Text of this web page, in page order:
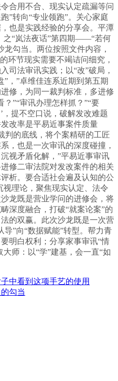
合用不合、现实认定疏漏等问
”转向“专业领跑”。关心家庭
也是实践经验的分享会。平潭
之“岚法夜话”第四期——“若何
勾当。两位按照文件内容，
环节现实需要不竭诘问细究，
司法审讯实践；以“改”破局，
，”卓维佳连系近期到第五期
修，为同一裁判标准，多进修
？”“审讯办理怎样抓？”“要
，提不空口说，破解发改难题
改率是平易近事案件质量
判的底线，将个案精研的工匠
，也是一次审讯的深度碰撞，
视矛盾化解，”平易近事审讯
修二审法院对发改案件的相关
析。要合适社会遍及认知的公
视理论，聚焦现实认定、法令
龙既是营业学问的进修会，将
深度融合，打破“就案论案”的
的双赢。此次沙龙既是一次营
”向“数据赋能”转型。帮力青
明白权利；分享家事审讯“情
师：以“学”建基，会一直“如
中看到这项手艺的使用
勾当